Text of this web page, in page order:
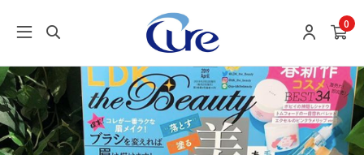
0